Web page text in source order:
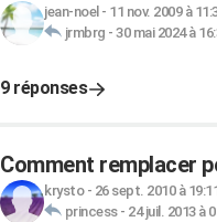
jean-noel - 11 nov. 2009 à
jrmbrg - 30 mai 2024 à
9 réponses
Comment remplacer
krysto- 26 sept. 2010 à
princess- 24 juil. 2013 à